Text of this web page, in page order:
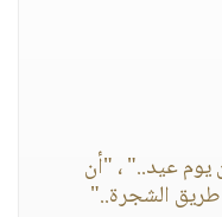
عيد.." ، "أن
الشجرة.."